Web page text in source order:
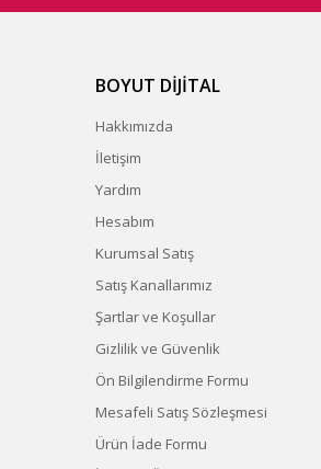
BOYUT DİJİTAL
Hakkımızda
İletişim
Yardım
Hesabım
Kurumsal Satış
Satış Kanallarımız
Şartlar ve Koşullar
Gizlilik ve Güvenlik
Ön Bilgilendirme Formu
Mesafeli Satış Sözleşmesi
Ürün İade Formu